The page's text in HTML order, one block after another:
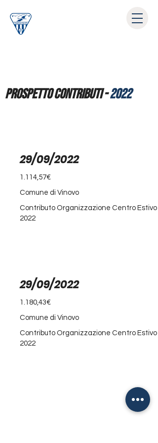
prospetto contributi -2022
29/09/2022
1.114,57€
Comune di Vinovo
Contributo Organizzazione Centro Estivo
2022
29/09/2022
1.180,43€
Comune di Vinovo
Contributo Organizzazione Centro Estivo
2022